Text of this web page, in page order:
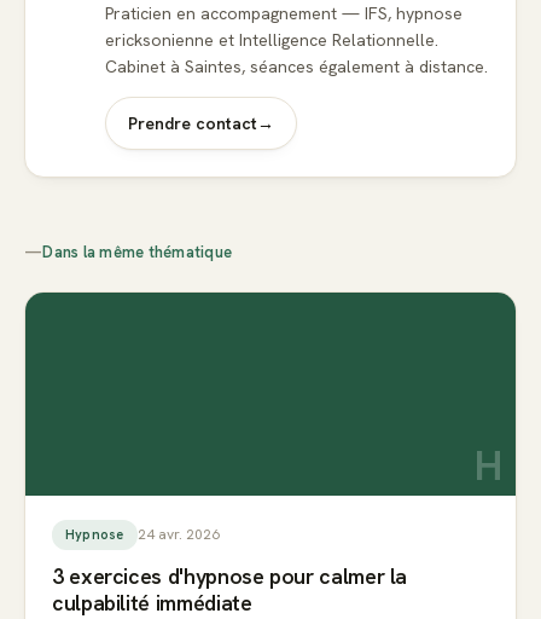
Praticien en accompagnement — IFS, hypnose
ericksonienne et Intelligence Relationnelle.
Cabinet à Saintes, séances également à distance.
Prendre contact→
—Dans la même thématique
H
Hypnose 24 avr. 2026
3 exercices d'hypnose pour calmer la
culpabilité immédiate